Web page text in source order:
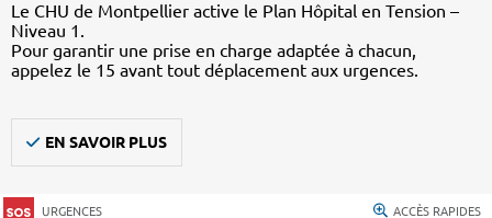
Le CHU de Montpellier active le Plan Hôpital en Tension –
Niveau 1.
Pour garantir une prise en charge adaptée à chacun,
appelez le 15 avant tout déplacement aux urgences.
EN SAVOIR PLUS
URGENCES ACCÈS RAPIDES